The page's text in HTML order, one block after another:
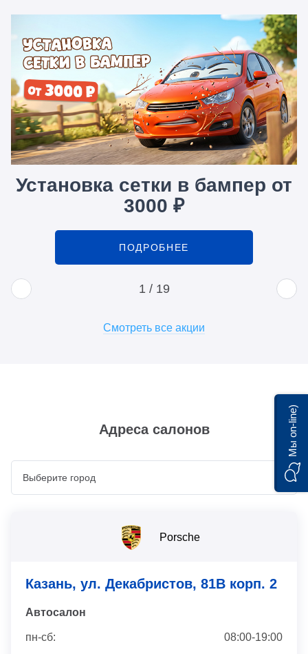
Установка сетки в бампер от
3000 ₽
ПОДРОБНЕЕ
1 / 19
Смотреть все акции
Адреса салонов
Porsche
Казань, ул. Декабристов, 81В корп. 2
Автосaлон
пн-сб:
08:00-19:00
Мы on-line)